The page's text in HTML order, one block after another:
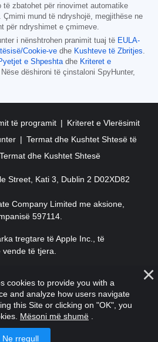
të zbatohet për rinovimet automatike
Çmimi mund të ndryshojë, megjithëse ne
për ndryshimet e çmimeve.
i nënshtrohen pranimit tuaj të EULA-
Cookie-ve dhe Kushteve të Zbritjes
e Shpeshta dhe Kriteret e
. Nëse dëshironi të çinstaloni SpyHunter,
të programit
Kriteret e Vlerësimit
Termat dhe Kushtet Shtesë të
dhe Kushtet Shtesë
Street, Kati 3, Dublin 2 D02XD82
Company Limited me aksione,
597114.
tregtare të Apple Inc., të
të tjera.
. EnigmaSoft Ltd. Të gjitha të drejtat
cookies to provide you with a
and analyze how users navigate
this Site or clicking on "OK", you
Mësoni më shumë